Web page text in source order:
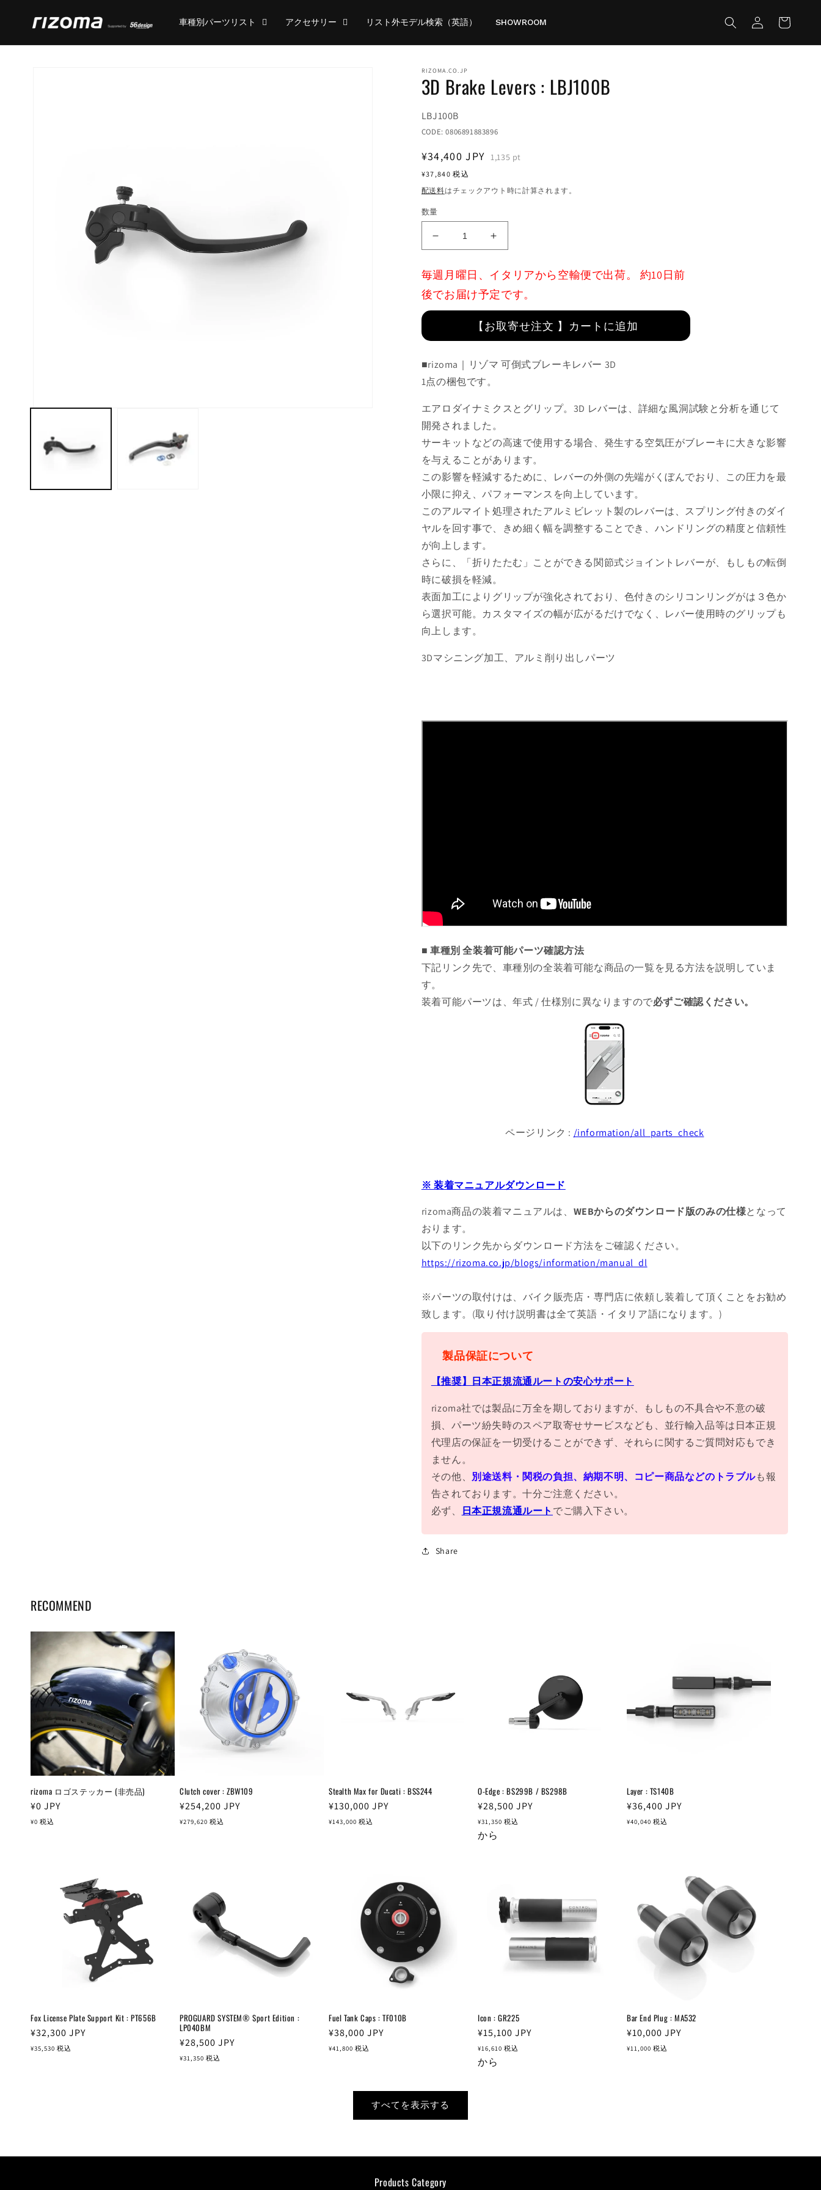
進む
車種別パーツリスト アクセサリー リスト外モデル検索（英語） SHOWROOM
グ
イ
ン
ー
ィ
RIZOMA.CO.JP
3D Brake Levers : LBJ100B
Translation
missing:
ja.products.product.sku:
LBJ100B
CODE:0806891883896
通
常
価
格
¥34,400 JPY
¥37,840 税込
1,135 pt
配送料はチェックアウト時に計算されます。
数量
Brake
Levers
:
LBJ100B
減
ら
3D
Brake
:
LBJ100B
数
量
増
毎週月曜日、イタリアから空輸便で出荷。 約10日前
後でお届け予定です。
【お取寄せ注文 】カートに追加
■rizoma｜リゾマ 可倒式ブレーキレバー 3D
1点の梱包です。
エアロダイナミクスとグリップ。3D レバーは、詳細な風洞試験と分析を通じて
開発されました。
サーキットなどの高速で使用する場合、発生する空気圧がブレーキに大きな影響
を与えることがあります。
この影響を軽減するために、レバーの外側の先端がくぼんでおり、この圧力を最
小限に抑え、パフォーマンスを向上しています。
このアルマイト処理されたアルミビレット製のレバーは、スプリング付きのダイ
ヤルを回す事で、きめ細く幅を調整することでき、ハンドリングの精度と信頼性
が向上します。
さらに、「折りたたむ」ことができる関節式ジョイントレバーが、もしもの転倒
時に破損を軽減。
表面加工によりグリップが強化されており、色付きのシリコンリングがは３色か
ら選択可能。カスタマイズの幅が広がるだけでなく、レバー使用時のグリップも
向上します。
3Dマシニング加工、アルミ削り出しパーツ
■ 車種別 全装着可能パーツ確認方法
下記リンク先で、車種別の全装着可能な商品の一覧を見る方法を説明していま
す。
装着可能パーツは、年式 / 仕様別に異なりますので必ずご確認ください。
ページリンク : /information/all_parts_check
※ 装着マニュアルダウンロード
rizoma商品の装着マニュアルは、 WEBからのダウンロード版のみの仕様となって
おります。
以下のリンク先からダウンロード方法をご確認ください。
https://rizoma.co.jp/blogs/information/manual_dl
※パーツの取付けは、バイク販売店・専門店に依頼し装着して頂くことをお勧め
致します。(取り付け説明書は全て英語・イタリア語になります。)
製品保証について
【推奨】日本正規流通ルートの安心サポート
rizoma社では製品に万全を期しておりますが、もしもの不具合や不意の破
損、パーツ紛失時のスペア取寄せサービスなども、並行輸入品等は日本正規
代理店の保証を一切受けることができず、それらに関するご質問対応もでき
ません。
その他、 別途送料・関税の負担、納期不明、コピー商品などのトラブルも報
告されております。十分ご注意ください。
必ず、
日本正規流通ルート でご購入下さい。
Share
RECOMMEND
rizoma ロゴステッカー (非売品)
通
常
¥0 JPY
¥0 税込
Clutch cover : ZBW109
通
常
¥254,200 JPY
¥279,620 税込
Stealth Max for Ducati : BSS244
通
常
¥130,000 JPY
¥143,000 税込
O-Edge : BS299B / BS298B
通
常
価
¥28,500 JPY
¥31,350 税込
から
Layer : TS140B
通
常
¥36,400 JPY
¥40,040 税込
Fox License Plate Support Kit : PT656B
通
常
¥32,300 JPY
¥35,530 税込
PROGUARD SYSTEM® Sport Edition :
LP040BM
通
常
¥28,500 JPY
¥31,350 税込
Fuel Tank Caps : TF010B
通
常
¥38,000 JPY
¥41,800 税込
Icon : GR225
通
常
価
¥15,100 JPY
¥16,610 税込
から
Bar End Plug : MA532
通
常
¥10,000 JPY
¥11,000 税込
すべてを表示する
Products Category